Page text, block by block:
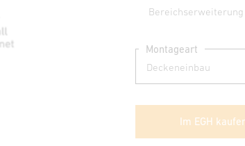
Bereichserweiterung
Montageart
Im EGH